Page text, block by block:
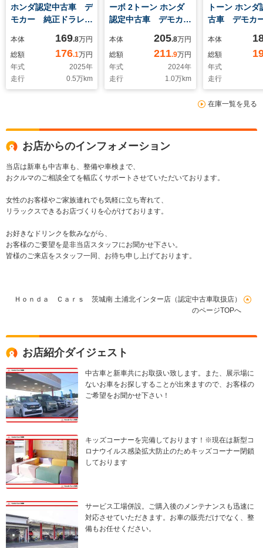
ホンダ認定中古車 デ
モカー 純正ドラレコ
ド LEDライト 純正
スマートナビ フルセ
グ Bluetooth接続
バックカメラ CD
DVD シートヒータ
本体 169.8万円
総額
176.1万円
年式
2025年
走行
0.5万km
ーボ 2トーン ホンダ
認定中古車 デモカ
ビ 純正ドラレコ前
後 フルセグTV
Bluetooth接続 アダ
クティブクルーズコン
トロール 全周囲カメ
マートキー
本体 205.8万円
総額
211.9万円
年式
2024年
走行
1.0万km
トーン ホンダ
古車 デモカ
カメラ LED
純正メモリー
ルセグ
続 CD DVD シート
ヒーター 両
ライド 障害
本体
総額
年式
走行
在庫一覧を見る
お店からのインフォメーション
当店は新車も中古車も、整備や車検まで、
おクルマのご相談全てを幅広くサポートさせていただいております。
女性のお客様やご家族連れでも気軽に立ち寄れて、
リラックスできるお店づくりを心がけております。
お好きなドリンクを飲みながら、
お客様のご要望を是非当店スタッフにお聞かせ下さい。
皆様のご来店をスタッフ一同、お待ち申し上げております。
Ｈｏｎｄａ Ｃａｒｓ 茨城南 土浦北インター店（認定中古車取扱店）
のページTOPへ
お店紹介ダイジェスト
中古車と新車共にお取扱い致します。また、展示場に
ないお車をお探しすることが出来ますので、お客様の
ご希望をお聞かせ下さい！
キッズコーナーを完備しております！※現在は新型コ
ロナウイルス感染拡大防止のためキッズコーナー閉鎖
しております
サービス工場併設。ご購入後のメンテナンスも迅速に
対応させていただきます。お車の販売だけでなく、整
備もお任せください。